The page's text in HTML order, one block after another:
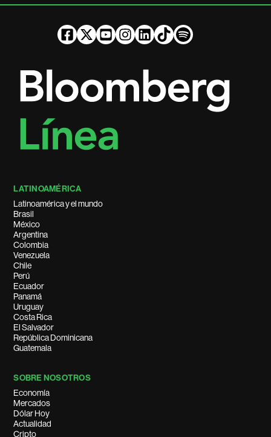
LATINOAMÉRICA
Latinoamérica y el mundo
Brasil
México
Argentina
Colombia
Venezuela
Chile
Perú
Ecuador
Panamá
Uruguay
Costa Rica
El Salvador
República Dominicana
Guatemala
SOBRE NOSOTROS
Economía
Mercados
Dólar Hoy
Actualidad
Cripto